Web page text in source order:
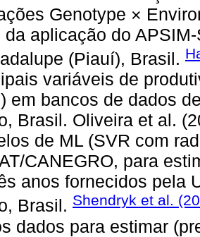
Genotype ×
da aplicação do
(Piauí), Brasil.
variáveis de
em bancos de dados
Brasil. Oliveira et al.
de ML (SVR com
CANEGRO, para
anos fornecidos pela
Brasil. Shendryk et al.
dados para estimar